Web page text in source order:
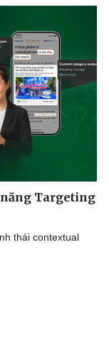
đổi số
Targeting
thái contextual